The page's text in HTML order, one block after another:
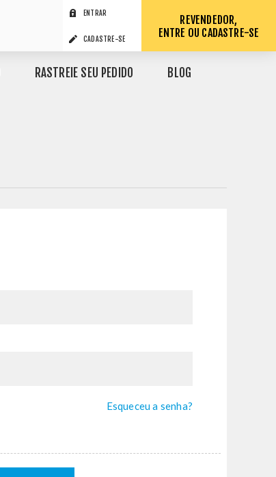
ENTRAR
CADASTRE-SE
REVENDEDOR,
ENTRE OU CADASTRE-SE
RASTREIE SEU PEDIDO BLOG
Esqueceu a senha?